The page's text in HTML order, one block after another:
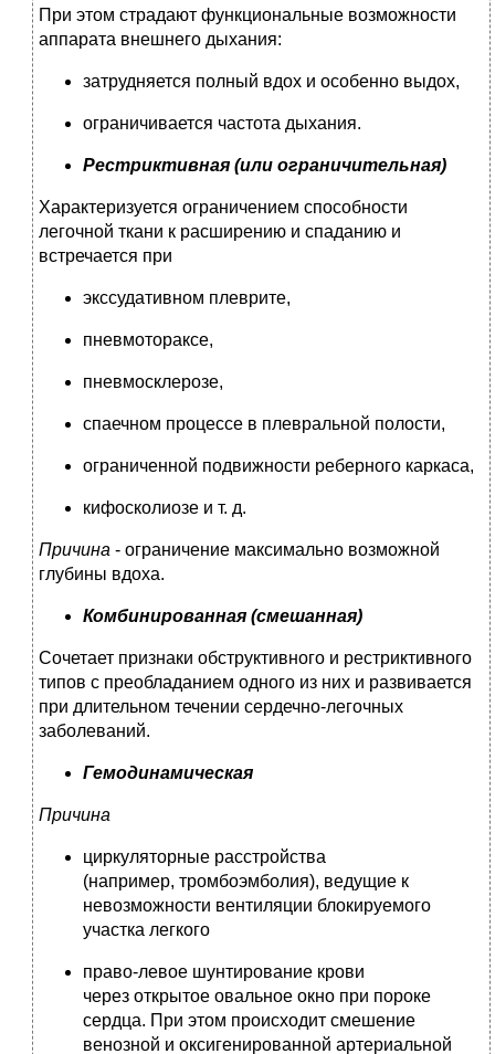
При этом страдают функциональные возможности
аппарата внешнего дыхания:
затрудняется полный вдох и особенно выдох,
ограничивается частота дыхания.
Рестриктивная (или ограничительная)
Характеризуется ограничением способности
легочной ткани к расширению и спаданию и
встречается при
экссудативном плеврите,
пневмотораксе,
пневмосклерозе,
спаечном процессе в плевральной полости,
ограниченной подвижности реберного каркаса,
кифосколиозе и т. д.
Причина - ограничение максимально возможной
глубины вдоха.
Комбинированная (смешанная)
Сочетает признаки обструктивного и рестриктивного
типов с преобладанием одного из них и развивается
при длительном течении сердечно-легочных
заболеваний.
Гемодинамическая
Причина
циркуляторные расстройства
(например, тромбоэмболия), ведущие к
невозможности вентиляции блокируемого
участка легкого
право-левое шунтирование крови
через открытое овальное окно при пороке
сердца. При этом происходит смешение
венозной и оксигенированной артериальной